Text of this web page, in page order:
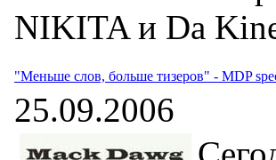
NIKITA и Da
"Меньше слов, больше тизеров" - MDP
25.09.2006